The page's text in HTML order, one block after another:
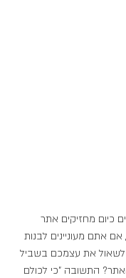
כיום מחזיקים אתר
אתם מעוניינים לבנות
את עצמכם בשביל
התשובה "כי לכולם